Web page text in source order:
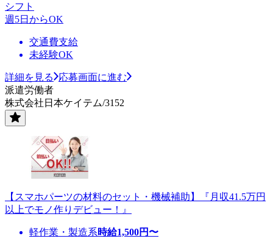
シフト
週5日からOK
交通費支給
未経験OK
詳細を見る
応募画面に進む
派遣労働者
株式会社日本ケイテム/3152
【スマホパーツの材料のセット・機械補助】『月収41.5万円
以上でモノ作りデビュー！』
軽作業・製造系時給1,500円〜